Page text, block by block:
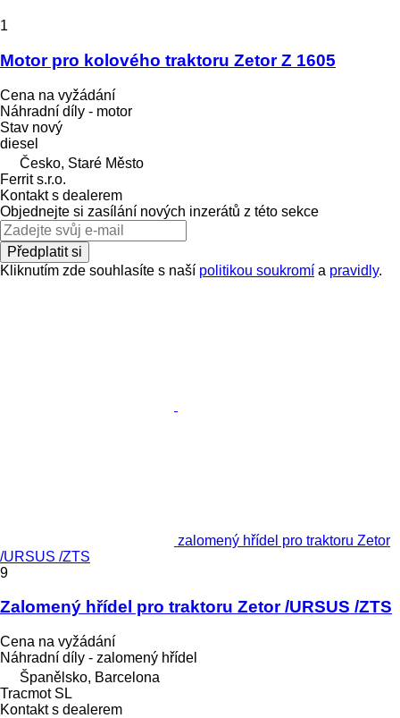
1
Motor pro kolového traktoru Zetor Z 1605
Cena na vyžádání
Náhradní díly - motor
Stav nový
diesel
Česko, Staré Město
Ferrit s.r.o.
Kontakt s dealerem
Objednejte si zasílání nových inzerátů z této sekce
Předplatit si
Kliknutím zde souhlasíte s naší politikou soukromí a pravidly.
zalomený hřídel pro traktoru Zetor
/URSUS /ZTS
9
Zalomený hřídel pro traktoru Zetor /URSUS /ZTS
Cena na vyžádání
Náhradní díly - zalomený hřídel
Španělsko, Barcelona
Tracmot SL
Kontakt s dealerem